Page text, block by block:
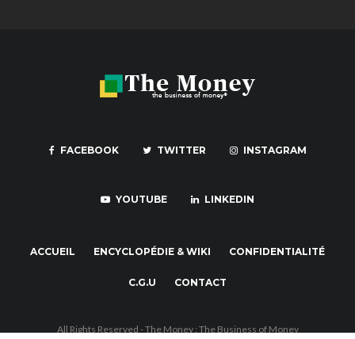
FACEBOOK TWITTER INSTAGRAM
YOUTUBE LINKEDIN
ACCUEIL ENCYCLOPÉDIE & WIKI CONFIDENTIALITÉ
C.G.U CONTACT
All Rights Reserved - The Money : The Business of Money